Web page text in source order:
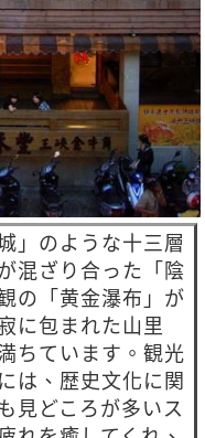
のような十三層
混ざり合った「陰
の「黄金瀑布」が
に包まれた山里
ちています。観光
は、歴史文化に関
見どころが多いス